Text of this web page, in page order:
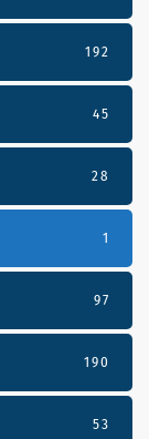
192
45
28
1
97
190
53